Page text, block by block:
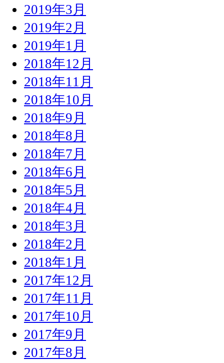
2019年3月
2019年2月
2019年1月
2018年12月
2018年11月
2018年10月
2018年9月
2018年8月
2018年7月
2018年6月
2018年5月
2018年4月
2018年3月
2018年2月
2018年1月
2017年12月
2017年11月
2017年10月
2017年9月
2017年8月